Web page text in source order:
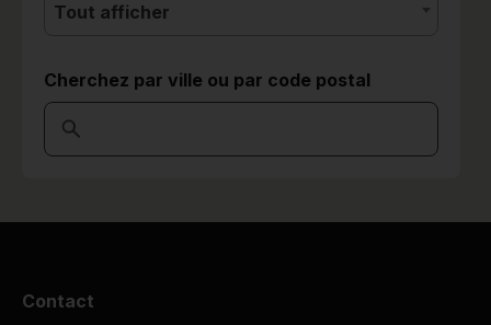
Tout afficher
Cherchez par ville ou par code postal
Contact